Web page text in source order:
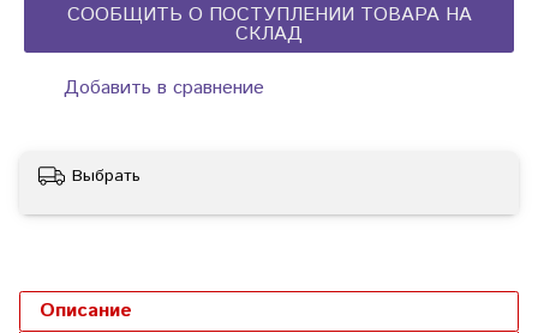
СООБЩИТЬ О ПОСТУПЛЕНИИ ТОВАРА НА
СКЛАД
Добавить в сравнение
Выбрать
Описание